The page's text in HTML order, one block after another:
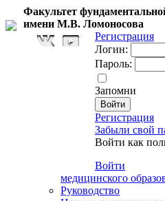
Факультет
имени М.В. Ломоносова
Регистрация
Логин:
Пароль:
Запомни
Регистрация
Забыли свой
Войти как
Войти
медицинского
Руководство